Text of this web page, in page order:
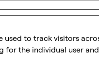
used to track visitors
for the individual user